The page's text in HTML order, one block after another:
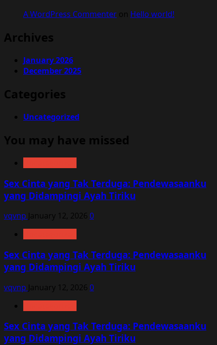
A WordPress Commenter on Hello world!
Archives
January 2026
December 2025
Categories
Uncategorized
You may have missed
Sex Cinta yang Tak Terduga: Pendewasaanku
yang Didampingi Ayah Tiriku
vqvnp January 12, 2026 0
Sex Cinta yang Tak Terduga: Pendewasaanku
yang Didampingi Ayah Tiriku
vqvnp January 12, 2026 0
Sex Cinta yang Tak Terduga: Pendewasaanku
yang Didampingi Ayah Tiriku